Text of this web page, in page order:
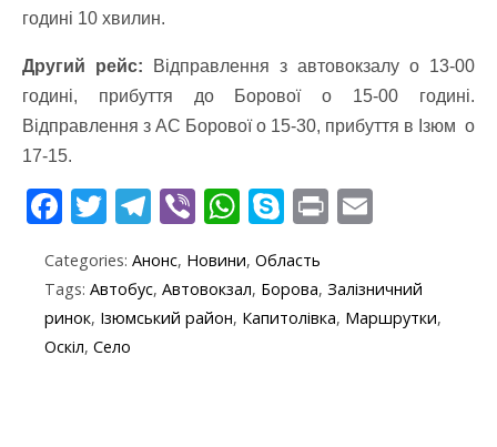
годині 10 хвилин.
Другий рейс: Відправлення з автовокзалу о 13-00
годині, прибуття до Борової о 15-00 годині.
Відправлення з АС Борової о 15-30, прибуття в Ізюм о
17-15.
F
e
b
o
T
itt
er
T
e
gr
Vi
er
W
at
s
S
y
p
Pr
t ai
l
Categories: Анонс, Новини, Область
Tags: Автобус, Автовокзал, Борова, Залізничний
ринок, Ізюмський район, Капитолівка, Маршрутки,
Оскіл, Село